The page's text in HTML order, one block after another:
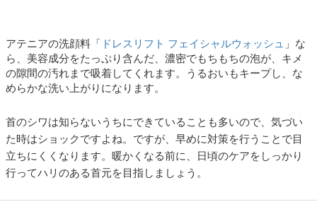
アテニアの洗顔料「 ドレスリフト フェイシャルウォッシュ 」な
ら、美容成分をたっぷり含んだ、濃密でもちもちの泡が、キメ
の隙間の汚れまで吸着してくれます。うるおいもキープし、な
めらかな洗い上がりになります。
首のシワは知らないうちにできていることも多いので、気づい
た時はショックですよね。ですが、早めに対策を行うことで目
立ちにくくなります。暖かくなる前に、日頃のケアをしっかり
行ってハリのある首元を目指しましょう。